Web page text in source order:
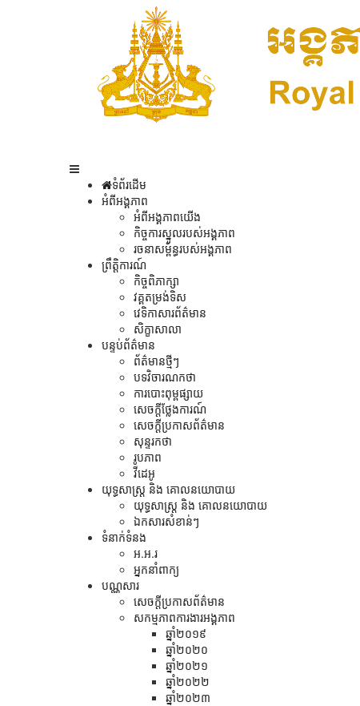
ទំព័រដើម
អំពីអង្គភាព
អំពីអង្គភាពយើង
កិច្ចការស្នូលរបស់អង្គភាព
រចនាសម្ព័ន្ធរបស់អង្គភាព
ព្រឹត្តិការណ៍
កិច្ចពិភាក្សា
វគ្គតម្រង់ទិស
វេទិកាសារព័ត៌មាន
សិក្ខាសាលា
បន្ទប់ព័ត៌មាន
ព័ត៌មានថ្មីៗ
បទវិចារណកថា
ការបោះពុម្ពផ្សាយ
សេចក្តីថ្លែងការណ៍
សេចក្ដីប្រកាសព័ត៌មាន
សុន្ទរកថា
រូបភាព
វីដេអូ
យុទ្ធសាស្រ្ត និង គោលនយោបាយ
យុទ្ធសាស្រ្ត និង គោលនយោបាយ
ឯកសារសំខាន់ៗ
ទំនាក់ទំនង
អ.អ.រ
អ្នកនាំពាក្យ
បណ្ណសារ
សេចក្តីប្រកាសព័ត៌មាន
សកម្មភាពការងារអង្គភាព
ឆ្នាំ២០១៩
ឆ្នាំ២០២០
ឆ្នាំ២០២១
ឆ្នាំ២០២២
ឆ្នាំ២០២៣